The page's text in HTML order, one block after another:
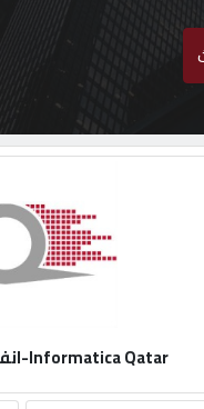
Informatica Qatar-انفورماتيكا قطر